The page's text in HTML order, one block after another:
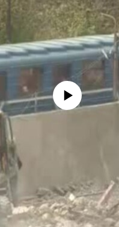
No media source currently